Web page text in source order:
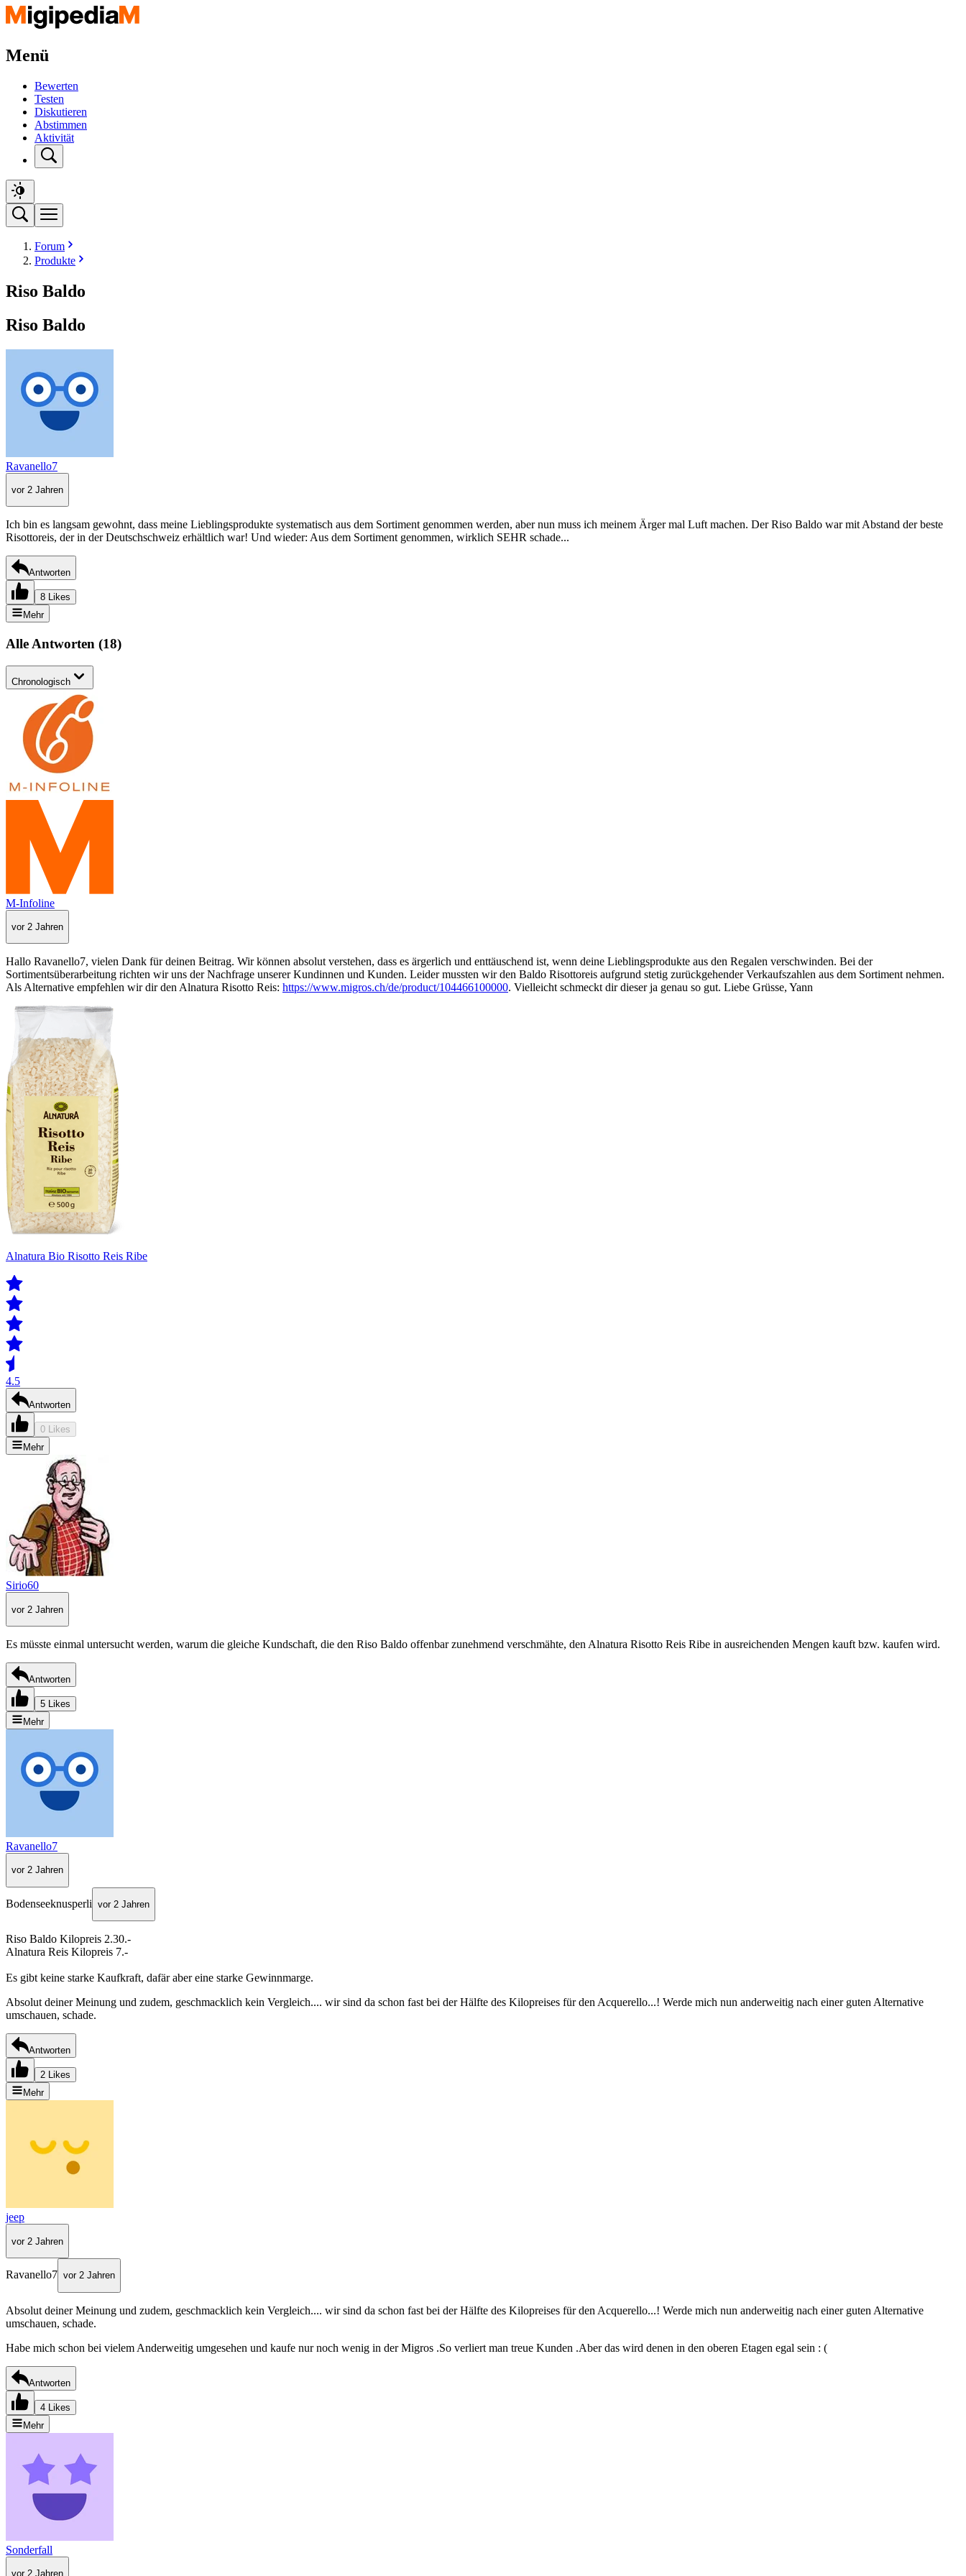
Menü
Bewerten
Testen
Diskutieren
Abstimmen
Aktivität
Forum
Produkte
Riso Baldo
Riso Baldo
Ravanello7
vor 2 Jahren
Ich bin es langsam gewohnt, dass meine Lieblingsprodukte systematisch aus dem Sortiment genommen werden, aber nun muss ich meinem Ärger mal Luft machen. Der Riso Baldo war mit Abstand der beste
Risottoreis, der in der Deutschschweiz erhältlich war! Und wieder: Aus dem Sortiment genommen, wirklich SEHR schade...
Antworten
8 Likes
Mehr
Alle Antworten (18)
Chronologisch
M-Infoline
vor 2 Jahren
Hallo Ravanello7, vielen Dank für deinen Beitrag. Wir können absolut verstehen, dass es ärgerlich und enttäuschend ist, wenn deine Lieblingsprodukte aus den Regalen verschwinden. Bei der
Sortimentsüberarbeitung richten wir uns der Nachfrage unserer Kundinnen und Kunden. Leider mussten wir den Baldo Risottoreis aufgrund stetig zurückgehender Verkaufszahlen aus dem Sortiment nehmen.
Als Alternative empfehlen wir dir den Alnatura Risotto Reis: https://www.migros.ch/de/product/104466100000. Vielleicht schmeckt dir dieser ja genau so gut. Liebe Grüsse, Yann
Alnatura Bio Risotto Reis Ribe
4.5
Antworten
0 Likes
Mehr
Sirio60
vor 2 Jahren
Es müsste einmal untersucht werden, warum die gleiche Kundschaft, die den Riso Baldo offenbar zunehmend verschmähte, den Alnatura Risotto Reis Ribe in ausreichenden Mengen kauft bzw. kaufen wird.
Antworten
5 Likes
Mehr
Ravanello7
vor 2 Jahren
Bodenseeknusperli vor 2 Jahren
Riso Baldo Kilopreis 2.30.-
Alnatura Reis Kilopreis 7.-
Es gibt keine starke Kaufkraft, dafär aber eine starke Gewinnmarge.
Absolut deiner Meinung und zudem, geschmacklich kein Vergleich.... wir sind da schon fast bei der Hälfte des Kilopreises für den Acquerello...! Werde mich nun anderweitig nach einer guten Alternative
umschauen, schade.
Antworten
2 Likes
Mehr
jeep
vor 2 Jahren
Ravanello7 vor 2 Jahren
Absolut deiner Meinung und zudem, geschmacklich kein Vergleich.... wir sind da schon fast bei der Hälfte des Kilopreises für den Acquerello...! Werde mich nun anderweitig nach einer guten Alternative
umschauen, schade.
Habe mich schon bei vielem Anderweitig umgesehen und kaufe nur noch wenig in der Migros .So verliert man treue Kunden .Aber das wird denen in den oberen Etagen egal sein : (
Antworten
4 Likes
Mehr
Sonderfall
vor 2 Jahren